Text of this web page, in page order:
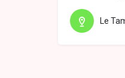
Le